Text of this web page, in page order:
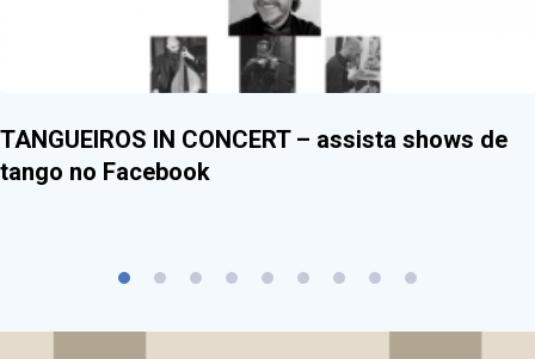
TANGUEIROS IN CONCERT – assista shows de
tango no Facebook